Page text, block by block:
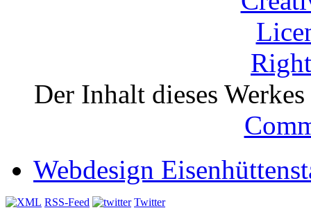
Der Inhalt dieses
Webdesign
RSS-Feed Twitter